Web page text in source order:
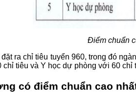
Điểm chuẩn
ra chỉ tiêu tuyển 960, trong đó
tiêu và Y học dự phòng với 60 chỉ
có điểm chuẩn cao